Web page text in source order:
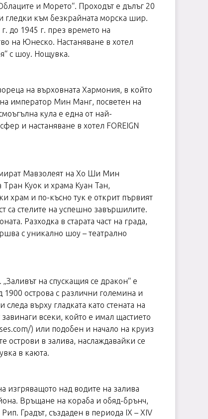
и Морето“. Проходът е дълъг 20
гледки към безкрайната морска шир.
до 1945 г. през времето на
на Юнеско. Настаняване в хотел
с шоу. Нощувка.
на върховната Хармония, в който
император Мин Манг, посветен на
кула е една от най-
и настаняване в хотел FOREIGN
Мавзолеят на Хо Ши Мин
Куок и храма Куан Тан,
храм и по-късно тук е открит първият
са стелите на успешно завършилите.
Разходка в старата част на града,
с уникално шоу – театрално
на спускащия се дракон“ е
1900 острова с различни големина и
върху гладката като стената на
всеки, който е имал щастието
) или подобен и начало на круиз
острови в залива, наслаждавайки се
в каюта.
изгряващото над водите на залива
Връщане на кораба и обяд-брънч,
Градът, създаден в периода IX – XIV